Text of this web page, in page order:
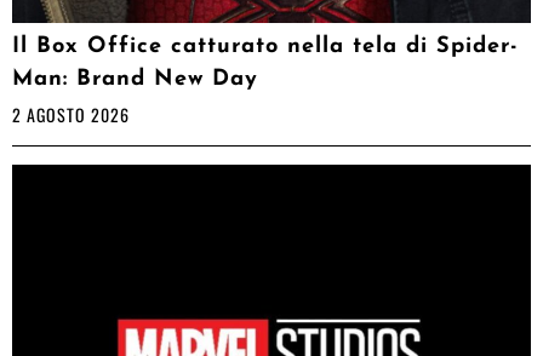
Il Box Office catturato nella tela di Spider-
Man: Brand New Day
2 AGOSTO 2026